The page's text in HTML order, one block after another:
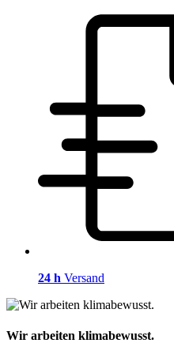
24 h Versand
Wir arbeiten klimabewusst.